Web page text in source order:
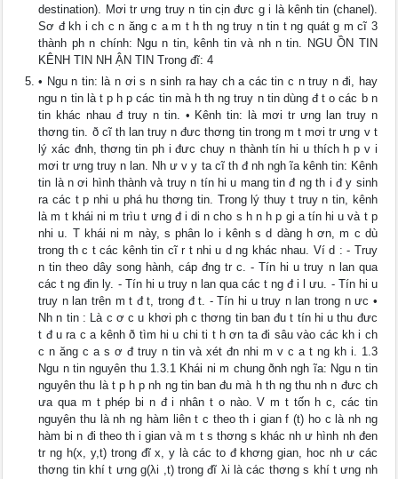
destination). Mơi tr ưng truy n tin cịn đưc g i là kênh tin (chanel).
Sơ đ kh i ch c n ăng c a m t h th ng truy n tin t ng quát g m cĩ 3
thành ph n chính: Ngu n tin, kênh tin và nh n tin. NGU ỒN TIN
KÊNH TIN NH ẬN TIN Trong đĩ: 4
• Ngu n tin: là n ơi s n sinh ra hay ch a các tin c n truy n đi, hay
ngu n tin là t p h p các tin mà h th ng truy n tin dùng đ t o các b n
tin khác nhau đ truy n tin. • Kênh tin: là mơi tr ưng lan truy n
thơng tin. ð cĩ th lan truy n đưc thơng tin trong m t mơi tr ưng v t
lý xác đnh, thơng tin ph i đưc chuy n thành tín hi u thích h p v i
mơi tr ưng truy n lan. Nh ư v y ta cĩ th đ nh ngh ĩa kênh tin: Kênh
tin là n ơi hình thành và truy n tín hi u mang tin đ ng th i đ y sinh
ra các t p nhi u phá hu thơng tin. Trong lý thuy t truy n tin, kênh
là m t khái ni m trìu t ưng đ i di n cho s h n h p gi a tín hi u và t p
nhi u. T khái ni m này, s phân lo i kênh s d dàng h ơn, m c dù
trong th c t các kênh tin cĩ r t nhi u d ng khác nhau. Ví d : - Truy
n tin theo dây song hành, cáp đng tr c. - Tín hi u truy n lan qua
các t ng đin ly. - Tín hi u truy n lan qua các t ng đ i l ưu. - Tín hi u
truy n lan trên m t đ t, trong đ t. - Tín hi u truy n lan trong n ưc •
Nh n tin : Là c ơ c u khơi ph c thơng tin ban đu t tín hi u thu đưc
t đ u ra c a kênh ð tìm hi u chi ti t h ơn ta đi sâu vào các kh i ch
c n ăng c a s ơ đ truy n tin và xét đn nhi m v c a t ng kh i. 1.3
Ngu n tin nguyên thu 1.3.1 Khái ni m chung ðnh ngh ĩa: Ngu n tin
nguyên thu là t p h p nh ng tin ban đu mà h th ng thu nh n đưc ch
ưa qua m t phép bi n đ i nhân t o nào. V m t tốn h c, các tin
nguyên thu là nh ng hàm liên t c theo th i gian f (t) ho c là nh ng
hàm bi n đi theo th i gian và m t s thơng s khác nh ư hình nh đen
tr ng h(x, y,t) trong đĩ x, y là các to đ khơng gian, hoc nh ư các
thơng tin khí t ưng g(λi ,t) trong đĩ λi là các thơng s khí t ưng nh